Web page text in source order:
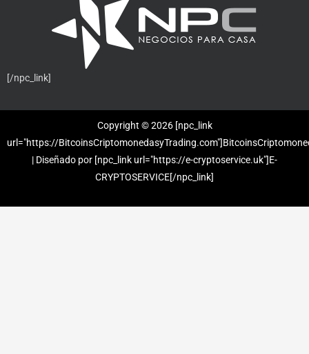
[/npc_link]
Copyright © 2026 [npc_link
url="https://
| Diseñado por [npc_link url="https://e-cryptoservice.uk"]E-
CRYPTOSERVICE[/npc_link]